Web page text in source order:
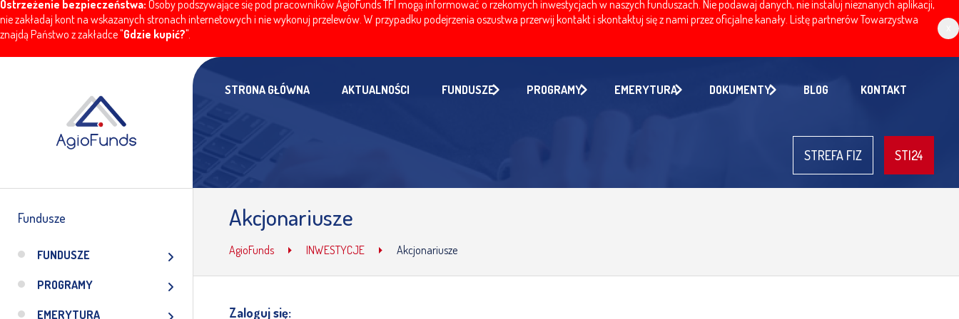
Ostrzeżenie bezpieczeństwa: Osoby podszywające się pod pracowników AgioFunds TFI mogą informować o rzekomych inwestycjach w naszych funduszach. Nie podawaj danych, nie instaluj nieznanych aplikacji,
nie zakładaj kont na wskazanych stronach internetowych i nie wykonuj przelewów. W przypadku podejrzenia oszustwa przerwij kontakt i skontaktuj się z nami przez oficjalne kanały. Listę partnerów Towarzystwa
znajdą Państwo z zakładce "Gdzie kupić?".
STRONA GŁÓWNA AKTUALNOŚCI FUNDUSZE PROGRAMY EMERYTURA DOKUMENTY BLOG KONTAKT
STREFA FIZ STI24
Fundusze
FUNDUSZE
PROGRAMY
EMERYTURA
Akcjonariusze
AgioFunds INWESTYCJE Akcjonariusze
Zaloguj się: